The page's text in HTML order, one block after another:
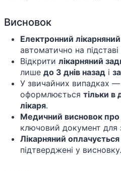
Висновок
Електронний
автоматично на
Відкрити лікарняний
лише до 3 днів назад і
У звичайних випадках
оформлюється тільки в
лікаря.
Медичний висновок про
ключовий документ для
Лікарняний оплачується
підтверджені у висновку.